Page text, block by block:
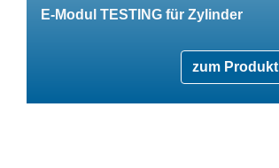
E-Modul TESTING für Zylinder
zum Produkt